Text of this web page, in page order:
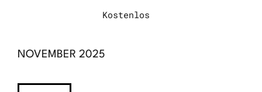
Kostenlos
NOVEMBER 2025